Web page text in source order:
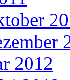
2012